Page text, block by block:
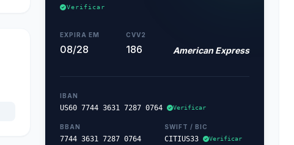
Verificar
EXPIRA EM
08/28
CVV2
186 American Express
IBAN
US60 7744 3631 7287 0764 Verificar
BBAN
7744 3631 7287 0764
SWIFT / BIC
CITIUS33 Verificar